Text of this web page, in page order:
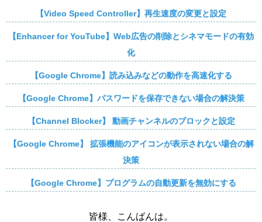
【Video Speed Controller】再生速度の変更と設定
【Enhancer for YouTube】Web広告の削除とシネマモードの有効
化
【Google Chrome】読み込みなどの動作を高速化する
【Google Chrome】パスワードを保存できない場合の解決策
【Channel Blocker】 動画チャンネルのブロックと設定
【Google Chrome】 拡張機能のアイコンが表示されない場合の解
決策
【Google Chrome】プログラムの自動更新を無効にする
皆様、こんばんは。